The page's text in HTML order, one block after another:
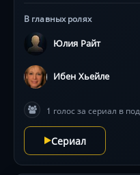
В главных ролях
Юлия Райт
Ибен Хьейле
1 голос за сериал в
Сериал